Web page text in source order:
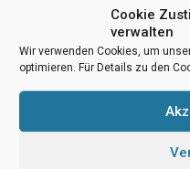
Cookie
verwalten
Wir verwenden Cookies, um
optimieren. Für Details zu den
8. August 2026